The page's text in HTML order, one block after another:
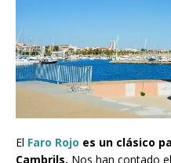
El Faro Rojo es un clásico
Cambrils. Nos han contado